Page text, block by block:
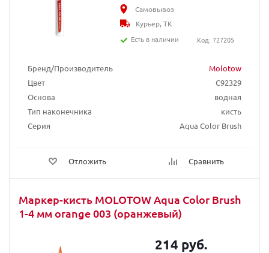
Бренд/Производитель
Molotow
Цвет
C92329
Основа
водная
Тип наконечника
кисть
Серия
Aqua Color Brush
Отложить Сравнить
Самовывоз
Курьер, ТК
Есть в наличии
Код: 727205
Маркер-кисть MOLOTOW Aqua Color Brush
1-4 мм orange 003 (оранжевый)
214 руб.